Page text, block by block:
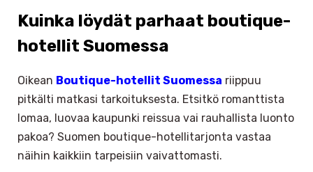
Kuinka löydät parhaat boutique-
hotellit Suomessa
Oikean Boutique-hotellit Suomessa riippuu
pitkälti matkasi tarkoituksesta. Etsitkö romanttista
lomaa, luovaa kaupunki reissua vai rauhallista luonto
pakoa? Suomen boutique-hotellitarjonta vastaa
näihin kaikkiin tarpeisiin vaivattomasti.